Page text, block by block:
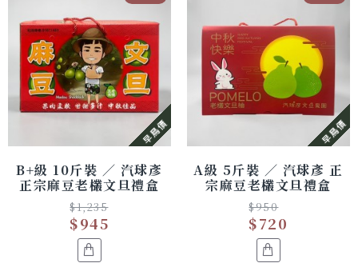
早鳥價
B+級 10斤裝 ／ 汽球彥
正宗麻豆老欉文旦禮盒
$945
$1,235
早鳥價
A級 5斤裝 ／ 汽球彥 正
宗麻豆老欉文旦禮盒
$720
$950